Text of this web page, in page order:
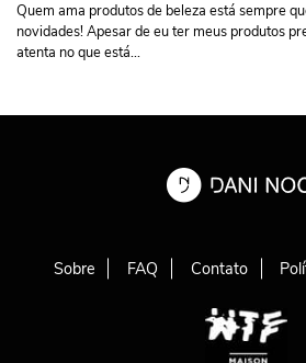
Quem ama produtos de beleza está sempre
novidades! Apesar de eu ter meus produtos
atenta no que está...
Sobre FAQ Contato